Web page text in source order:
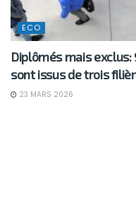
ECO
Diplômés mais exclus:
sont issus de trois
23 MARS 2026